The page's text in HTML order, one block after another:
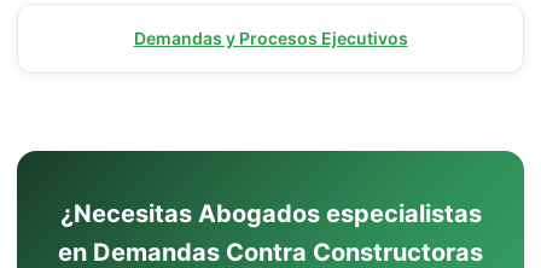
Demandas y Procesos Ejecutivos
¿Necesitas Abogados especialistas
en Demandas Contra Constructoras